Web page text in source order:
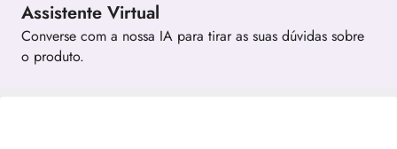
Assistente Virtual
Converse com a nossa IA para tirar as suas dúvidas sobre
o produto.